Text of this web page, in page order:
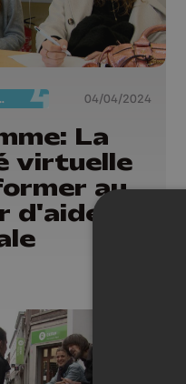
04/04/2024
La
virtuelle
au
d'aide